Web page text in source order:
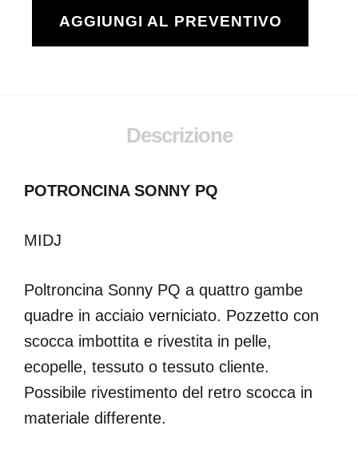
AGGIUNGI AL PREVENTIVO
Descrizione
POTRONCINA SONNY PQ
MIDJ
Poltroncina Sonny PQ a quattro gambe
quadre in acciaio verniciato. Pozzetto con
scocca imbottita e rivestita in pelle,
ecopelle, tessuto o tessuto cliente.
Possibile rivestimento del retro scocca in
materiale differente.